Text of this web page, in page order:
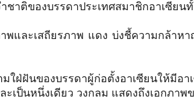
ชาติของบรรดาประเทศสมาชิกอาเซียน
พและเสถียรภาพ แดง บ่งชี้ความกล้า
ใฝ่ฝันของบรรดาผู้ก่อตั้งอาเซียนให้มีอา
เป็นหนึ่งเดียว วงกลม แสดงถึงเอกภาพ